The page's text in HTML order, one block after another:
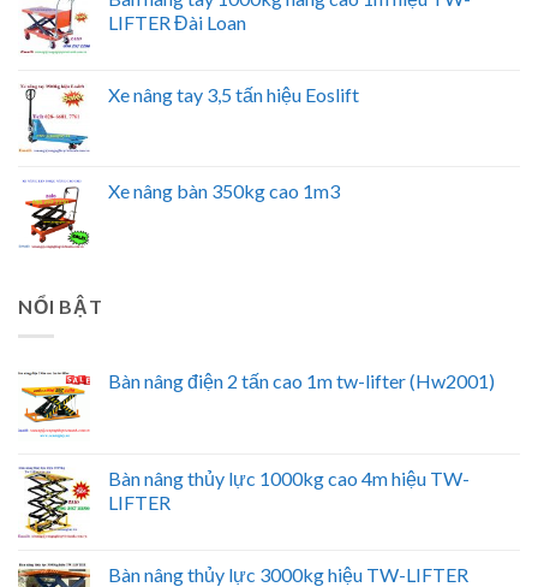
LIFTER Đài Loan
Xe nâng tay 3,5 tấn hiệu Eoslift
Xe nâng bàn 350kg cao 1m3
NỔI BẬT
Bàn nâng điện 2 tấn cao 1m tw-lifter (Hw2001)
Bàn nâng thủy lực 1000kg cao 4m hiệu TW-
LIFTER
Bàn nâng thủy lực 3000kg hiệu TW-LIFTER